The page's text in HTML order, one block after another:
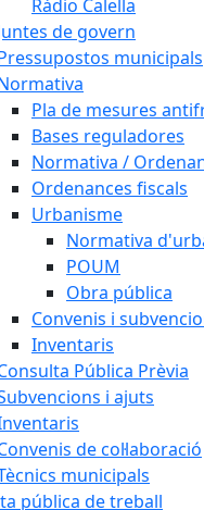
Ràdio Calella
de govern
municipals
Pla de mesures
Bases reguladores
Normativa /
Ordenances fiscals
Urbanisme
Normativa
POUM
Obra pública
Convenis i
Inventaris
Pública Prèvia
i ajuts
de col·laboració
municipals
pública de treball